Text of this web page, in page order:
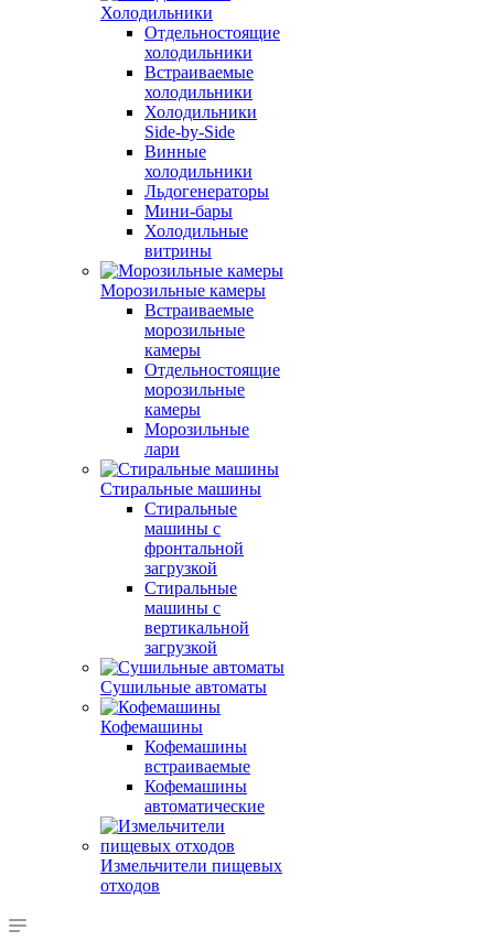
Холодильники
Отдельностоящие
холодильники
Встраиваемые
холодильники
Холодильники
Side-by-Side
Винные
холодильники
Льдогенераторы
Мини-бары
Холодильные
витрины
Морозильные камеры
Встраиваемые
морозильные
камеры
Отдельностоящие
морозильные
камеры
Морозильные
лари
Стиральные машины
Стиральные
машины с
фронтальной
загрузкой
Стиральные
машины с
вертикальной
загрузкой
Сушильные автоматы
Кофемашины
Кофемашины
встраиваемые
Кофемашины
автоматические
Измельчители пищевых
отходов